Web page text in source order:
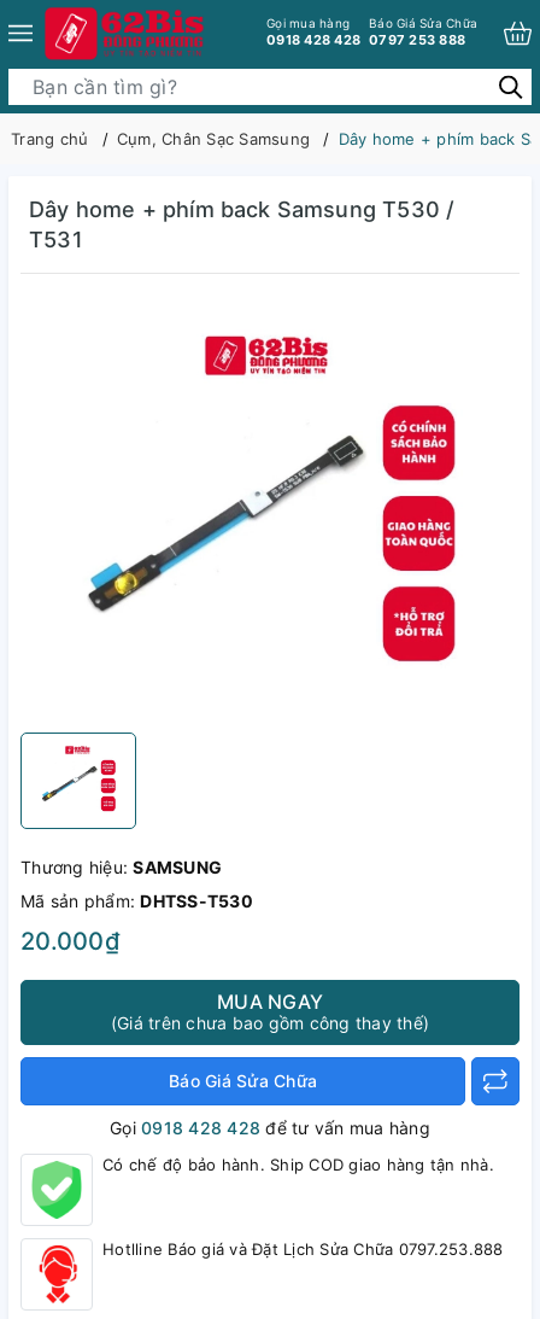
Gọi mua hàng
0918 428 428
Báo Giá Sửa Chữa
0797 253 888
Trang chủ Cụm, Chân Sạc Samsung Dây home + phím back
Dây home + phím back Samsung T530 /
T531
Thương hiệu:SAMSUNG
Mã sản phẩm:DHTSS-T530
20.000₫
MUA NGAY
(Giá trên chưa bao gồm công thay thế)
Báo Giá Sửa Chữa
Gọi0918 428 428 để tư vấn mua hàng
Có chế độ bảo hành. Ship COD giao hàng tận nhà.
Hotlline Báo giá và Đặt Lịch Sửa Chữa 0797.253.888